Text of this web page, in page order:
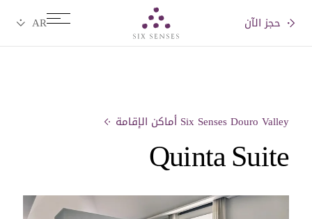
حجز الآن
Six Senses Douro Valley أماكن الإقامة
Quinta Suite